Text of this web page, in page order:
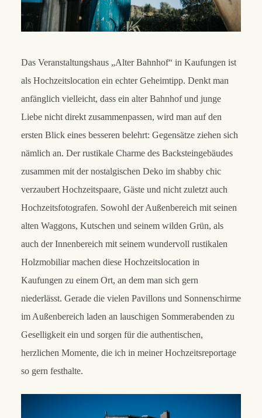
Das Veranstaltungshaus „Alter Bahnhof“ in Kaufungen ist
als Hochzeitslocation ein echter Geheimtipp. Denkt man
anfänglich vielleicht, dass ein alter Bahnhof und junge
Liebe nicht direkt zusammenpassen, wird man auf den
ersten Blick eines besseren belehrt: Gegensätze ziehen sich
nämlich an. Der rustikale Charme des Backsteingebäudes
zusammen mit der nostalgischen Deko im shabby chic
verzaubert Hochzeitspaare, Gäste und nicht zuletzt auch
Hochzeitsfotografen. Sowohl der Außenbereich mit seinen
alten Waggons, Kutschen und seinem wilden Grün, als
auch der Innenbereich mit seinem wundervoll rustikalen
Holzmobiliar machen diese Hochzeitslocation in
Kaufungen zu einem Ort, an dem man sich gern
niederlässt. Gerade die vielen Pavillons und Sonnenschirme
im Außenbereich laden an lauschigen Sommerabenden zu
Geselligkeit ein und sorgen für die authentischen,
herzlichen Momente, die ich in meiner Hochzeitsreportage
so gern festhalte.